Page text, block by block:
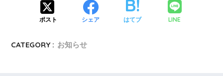
ポスト シェア はてブ LINE
CATEGORY : お知らせ